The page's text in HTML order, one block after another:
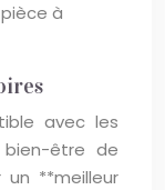
à
avec les
bien-être de
un **meilleur